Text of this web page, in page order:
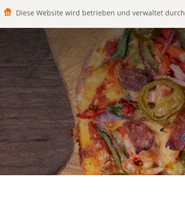
Diese Website wird betrieben und verwaltet durch